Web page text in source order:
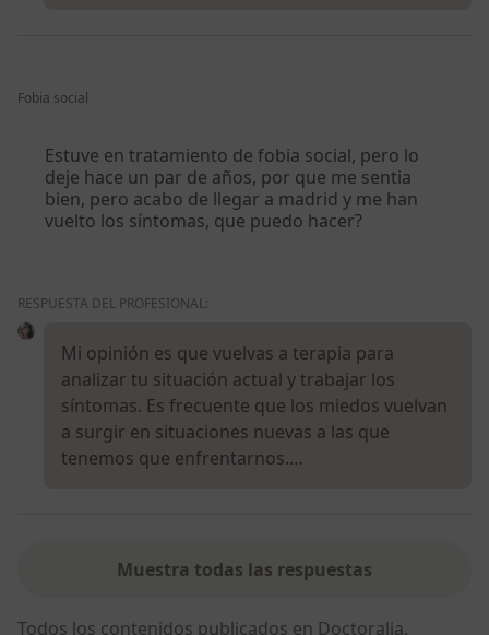
Fobia social
Estuve en tratamiento de fobia social, pero lo
deje hace un par de años, por que me sentia
bien, pero acabo de llegar a madrid y me han
vuelto los síntomas, que puedo hacer?
RESPUESTA DEL PROFESIONAL:
Mi opinión es que vuelvas a terapia para
analizar tu situación actual y trabajar los
síntomas. Es frecuente que los miedos vuelvan
a surgir en situaciones nuevas a las que
tenemos que enfrentarnos.…
Muestra todas las respuestas
Todos los contenidos publicados en Doctoralia,